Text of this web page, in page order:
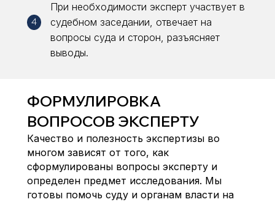
4
При необходимости эксперт участвует в
судебном заседании, отвечает на
вопросы суда и сторон, разъясняет
выводы.
ФОРМУЛИРОВКА
ВОПРОСОВ ЭКСПЕРТУ
Качество и полезность экспертизы во
многом зависят от того, как
сформулированы вопросы эксперту и
определен предмет исследования. Мы
готовы помочь суду и органам власти на